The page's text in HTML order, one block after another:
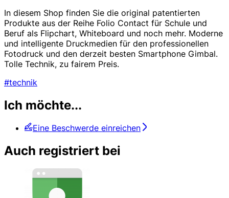
In diesem Shop finden Sie die original patentierten
Produkte aus der Reihe Folio Contact für Schule und
Beruf als Flipchart, Whiteboard und noch mehr. Moderne
und intelligente Druckmedien für den professionellen
Fotodruck und den derzeit besten Smartphone Gimbal.
Tolle Technik, zu fairem Preis.
#technik
Ich möchte...
Eine Beschwerde einreichen
Auch registriert bei